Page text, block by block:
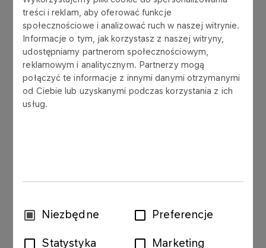
treści i reklam, aby oferować funkcje
społecznościowe i analizować ruch w naszej witrynie.
Informacje o tym, jak korzystasz z naszej witryny,
udostępniamy partnerom społecznościowym,
reklamowym i analitycznym. Partnerzy mogą
połączyć te informacje z innymi danymi otrzymanymi
od Ciebie lub uzyskanymi podczas korzystania z ich
usług.
WybórNiezbędne Preferencje
Statystyka Marketing
zmiana terminu przekazania raportu okresowego
PKN ORLEN S.A. za 1. półrocze 2012 roku.
Zostanie on opublikowany 26 lipca 2012 roku.
Wcześniej ogłoszony termin przekazania raportu
PKN ORLEN S.A. za 1. półrocze 2012 roku
ustalony był na 2 sierpnia 2012 roku.
operacyjnych dla Grupy Kapitałowej ORLEN za 1.
na 26 lipca 2012 roku.